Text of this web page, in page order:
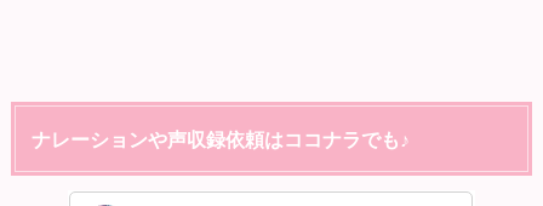
ナレーションや声収録依頼はココナラでも♪